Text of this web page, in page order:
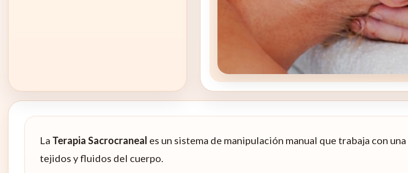
La Terapia Sacrocraneal es un sistema de manipulación manual que trabaja con
tejidos y fluidos del cuerpo.